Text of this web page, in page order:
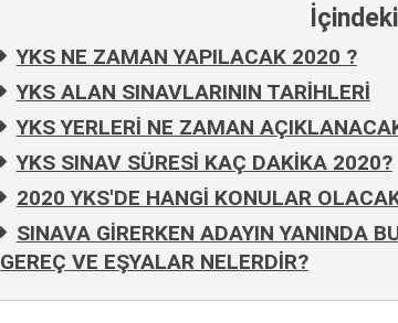
YKS NE ZAMAN YAPILACAK 2020 ?
YKS ALAN SINAVLARININ TARİHLERİ
YKS YERLERİ NE ZAMAN
YKS SINAV SÜRESİ KAÇ DAKİKA 2020?
2020 YKS'DE HANGİ KONULAR
SINAVA GİRERKEN ADAYIN YANINDA
GEREÇ VE EŞYALAR NELERDİR?